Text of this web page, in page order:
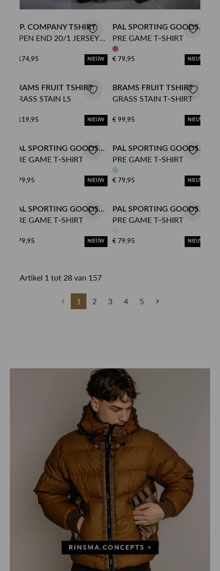
C.P. COMPANY TSHIRT
OPEN END 20/1 JERSEY
SHIRT
€ 174,95 NIEUW
PAL SPORTING GOODS
TSHIRT
PRE GAME T-SHIRT
€ 79,95 NIEUW
BRAMS FRUIT TSHIRT
GRASS STAIN LS
€ 119,95 NIEUW
BRAMS FRUIT TSHIRT
GRASS STAIN T-SHIRT
€ 99,95 NIEUW
PAL SPORTING GOODS
TSHIRT
PRE GAME T-SHIRT
€ 79,95 NIEUW
PAL SPORTING GOODS
TSHIRT
PRE GAME T-SHIRT
€ 79,95 NIEUW
PAL SPORTING GOODS
TSHIRT
PRE GAME T-SHIRT
€ 79,95 NIEUW
PAL SPORTING GOODS
TSHIRT
PRE GAME T-SHIRT
€ 79,95 NIEUW
Artikel 1 tot 28 van 157
1 2 3 4 5